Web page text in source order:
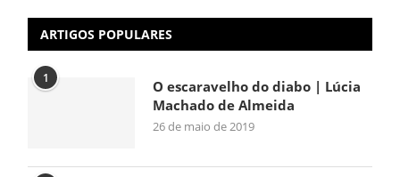
ARTIGOS POPULARES
1
O escaravelho do diabo | Lúcia
Machado de Almeida
26 de maio de 2019